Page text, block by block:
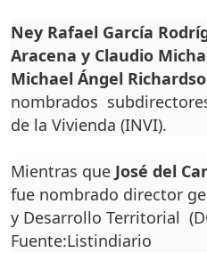
Ney Rafael García
Aracena y Claudio
Michael Ángel
nombrados
de la Vivienda (INVI).
Mientras que José del
fue nombrado director
y Desarrollo Territorial
Fuente:Listindiario